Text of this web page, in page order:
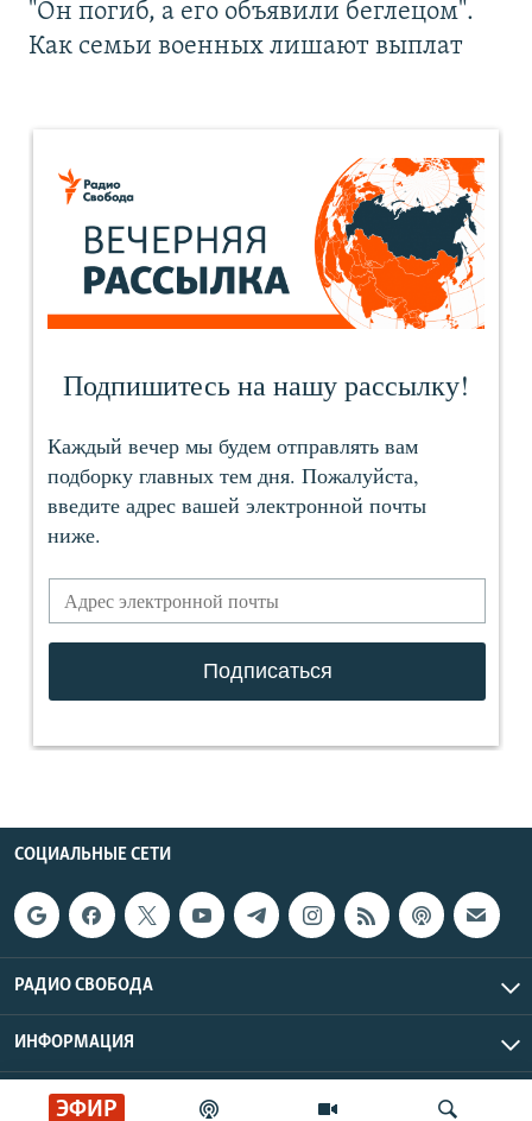
ЭФИР
"Он погиб, а его объявили беглецом".
Как семьи военных лишают выплат
СОЦИАЛЬНЫЕ СЕТИ
РАДИО СВОБОДА
ИНФОРМАЦИЯ
Радио Свобода © 2026 RFE/RL, Inc. | Все права защищены.